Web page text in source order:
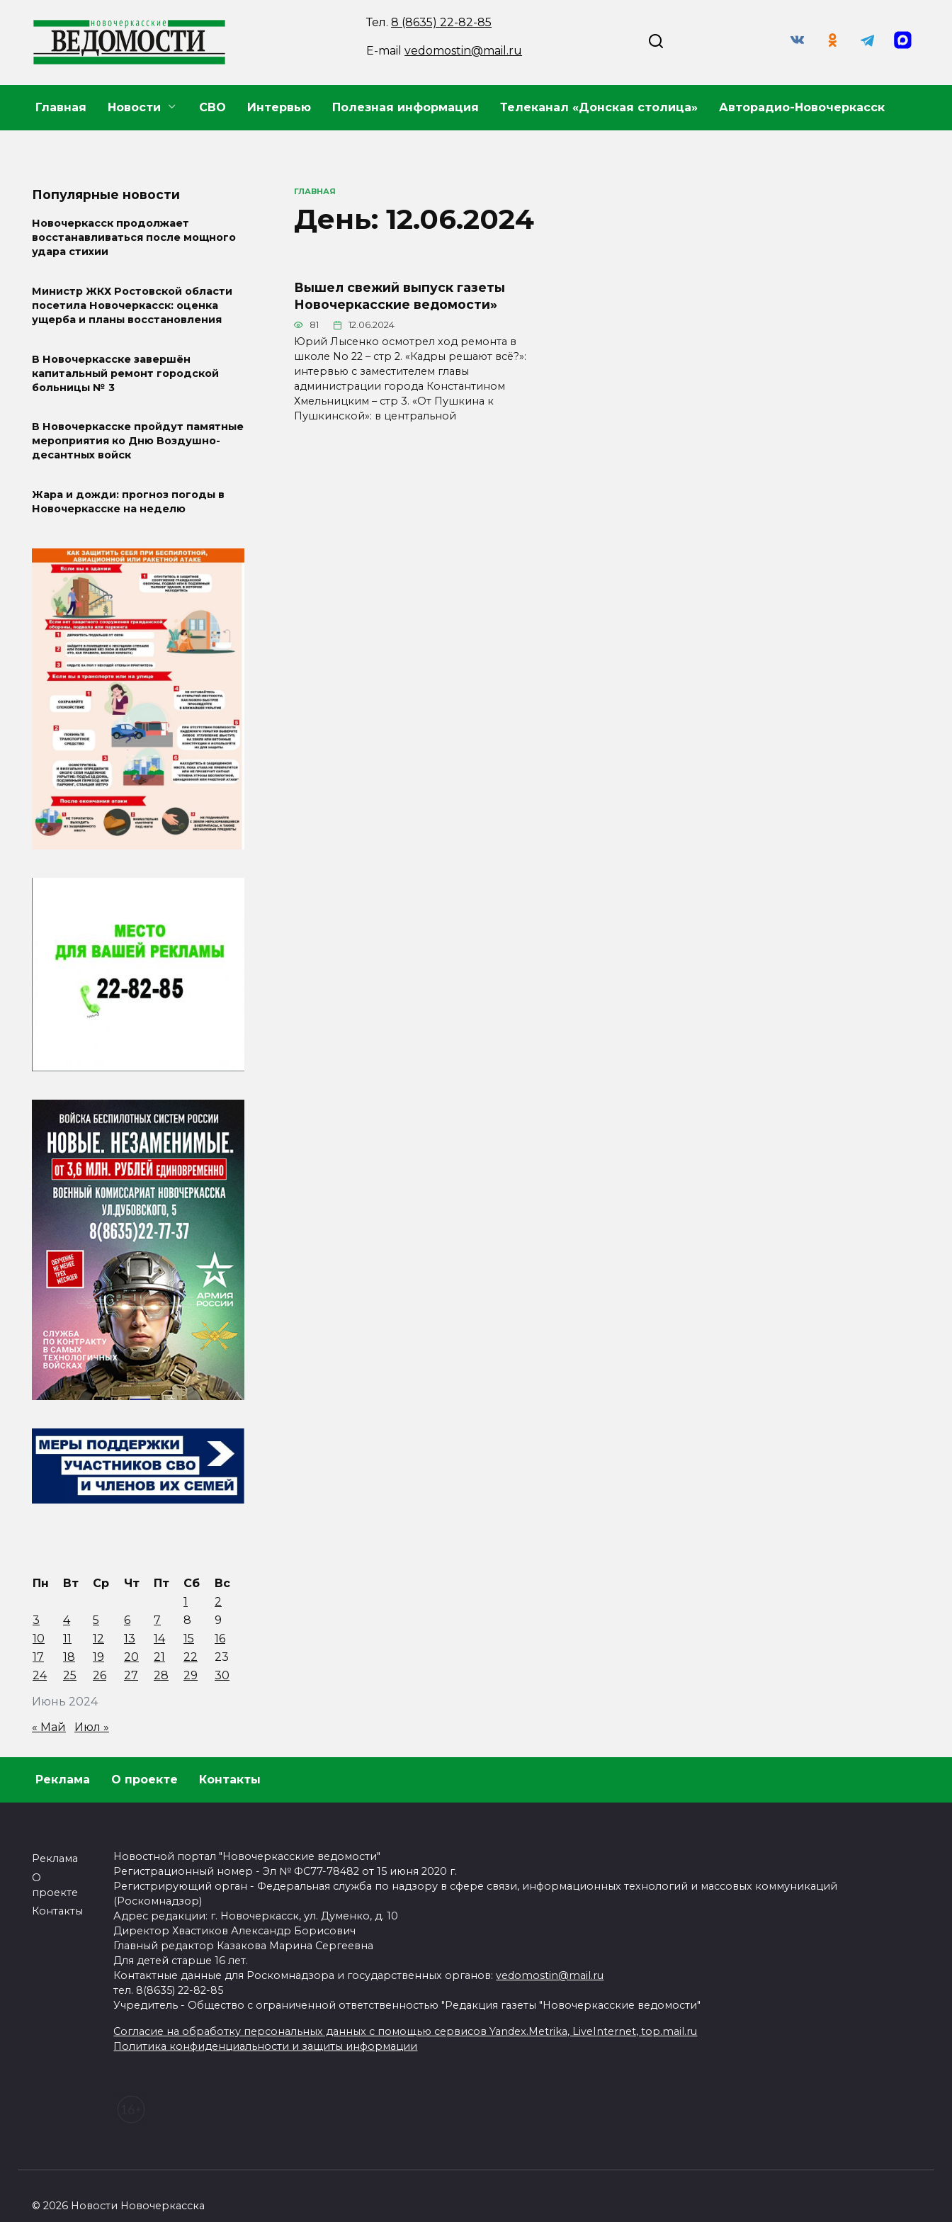
содержанию
Тел.8 (8635) 22-82-85
E-mailvedomostin@mail.ru
Главная Новости СВО Интервью Полезная информация Телеканал «Донская столица» Авторадио-Новочеркасск
ГЛАВНАЯ
День: 12.06.2024
Вышел свежий выпуск газеты
Новочеркасские ведомости»
81 12.06.2024
Юрий Лысенко осмотрел ход ремонта в
школе No 22 – стр 2. «Кадры решают всё?»:
интервью с заместителем главы
администрации города Константином
Хмельницким – стр 3. «От Пушкина к
Пушкинской»: в центральной
Популярные новости
Новочеркасск продолжает
восстанавливаться после мощного
удара стихии
Министр ЖКХ Ростовской области
посетила Новочеркасск: оценка
ущерба и планы восстановления
В Новочеркасске завершён
капитальный ремонт городской
больницы № 3
В Новочеркасске пройдут памятные
мероприятия ко Дню Воздушно-
десантных войск
Жара и дожди: прогноз погоды в
Новочеркасске на неделю
Июнь 2024
Пн Вт Ср Чт Пт Сб
Вс
1
2
3
4 5 6 7 8
9
10
11 12 13 14 15
16
17
18 19 20 21 22
23
24
25 26 27 28 29 30
« Май Июл »
Реклама О проекте Контакты
Реклама
О
проекте
Контакты
Новостной портал "Новочеркасские ведомости"
Регистрационный номер - Эл № ФС77-78482 от 15 июня 2020 г.
Регистрирующий орган - Федеральная служба по надзору в сфере связи, информационных технологий и массовых коммуникаций
(Роскомнадзор)
Адрес редакции: г. Новочеркасск, ул. Думенко, д. 10
Директор Хвастиков Александр Борисович
Главный редактор Казакова Марина Сергеевна
Для детей старше 16 лет.
Контактные данные для Роскомнадзора и государственных органов:vedomostin@mail.ru
тел. 8(8635) 22-82-85
Учредитель - Общество с ограниченной ответственностью "Редакция газеты "Новочеркасские ведомости"
Согласие на обработку персональных данных с помощью сервисов Yandex.Metrika, LiveInternet, top.mail.ru
Политика конфиденциальности и защиты информации
© 2026 Новости Новочеркасска